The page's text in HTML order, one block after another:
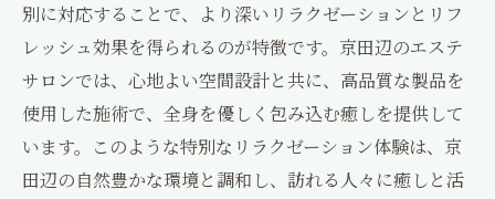
別に対応することで、より深いリラクゼーションとリフ
レッシュ効果を得られるのが特徴です。京田辺のエステ
サロンでは、心地よい空間設計と共に、高品質な製品を
使用した施術で、全身を優しく包み込む癒しを提供して
います。このような特別なリラクゼーション体験は、京
田辺の自然豊かな環境と調和し、訪れる人々に癒しと活